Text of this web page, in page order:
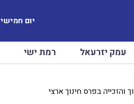
יום חמישי 06.08.26
עמק יזרעאל רמת ישי
בפרס חינוך ארצי